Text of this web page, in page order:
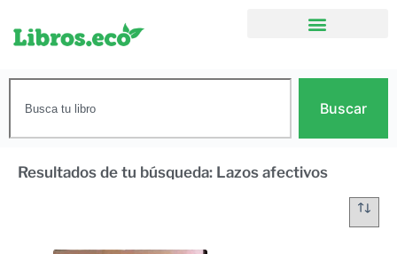
Buscar
Resultados de tu búsqueda: Lazos afectivos